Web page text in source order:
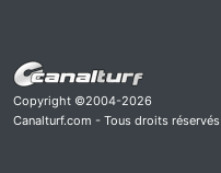
Copyright ©2004-2026
Canalturf.com - Tous droits réservés